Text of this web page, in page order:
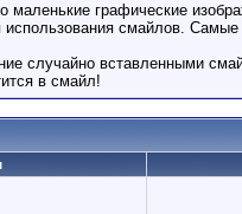
графические
использования смайлов.
случайно вставленными
в смайл!